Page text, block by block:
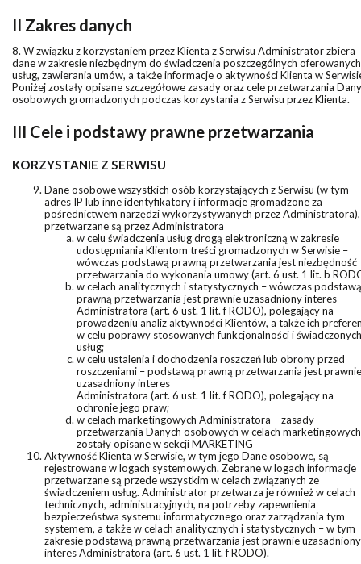
II Zakres danych
8. W związku z korzystaniem przez Klienta z Serwisu Administrator zbiera
dane w zakresie niezbędnym do świadczenia poszczególnych oferowanych
usług, zawierania umów, a także informacje o aktywności Klienta w
Poniżej zostały opisane szczegółowe zasady oraz cele przetwarzania
osobowych gromadzonych podczas korzystania z Serwisu przez Klienta.
III Cele i podstawy prawne przetwarzania
KORZYSTANIE Z SERWISU
Dane osobowe wszystkich osób korzystających z Serwisu (w tym
adres IP lub inne identyfikatory i informacje gromadzone za
pośrednictwem narzędzi wykorzystywanych przez Administratora),
przetwarzane są przez Administratora
w celu świadczenia usług drogą elektroniczną w zakresie
udostępniania Klientom treści gromadzonych w Serwisie –
wówczas podstawą prawną przetwarzania jest niezbędność
przetwarzania do wykonania umowy (art. 6 ust. 1 lit. b
w celach analitycznych i statystycznych – wówczas podstawą
prawną przetwarzania jest prawnie uzasadniony interes
Administratora (art. 6 ust. 1 lit. f RODO), polegający na
prowadzeniu analiz aktywności Klientów, a także ich
w celu poprawy stosowanych funkcjonalności i świadczonych
usług;
w celu ustalenia i dochodzenia roszczeń lub obrony przed
roszczeniami – podstawą prawną przetwarzania jest prawnie
uzasadniony interes
Administratora (art. 6 ust. 1 lit. f RODO), polegający na
ochronie jego praw;
w celach marketingowych Administratora – zasady
przetwarzania Danych osobowych w celach marketingowych
zostały opisane w sekcji MARKETING
Aktywność Klienta w Serwisie, w tym jego Dane osobowe, są
rejestrowane w logach systemowych. Zebrane w logach informacje
przetwarzane są przede wszystkim w celach związanych ze
świadczeniem usług. Administrator przetwarza je również w celach
technicznych, administracyjnych, na potrzeby zapewnienia
bezpieczeństwa systemu informatycznego oraz zarządzania tym
systemem, a także w celach analitycznych i statystycznych – w tym
zakresie podstawą prawną przetwarzania jest prawnie uzasadniony
interes Administratora (art. 6 ust. 1 lit. f RODO).